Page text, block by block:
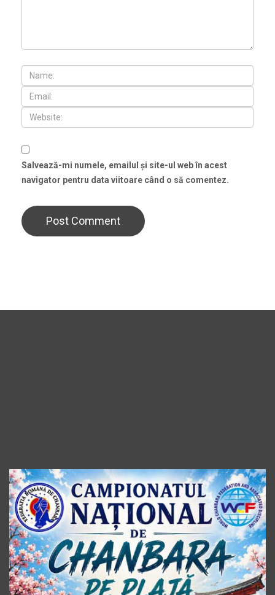
Salvează-mi numele, emailul și site-ul web în acest
navigator pentru data viitoare când o să comentez.